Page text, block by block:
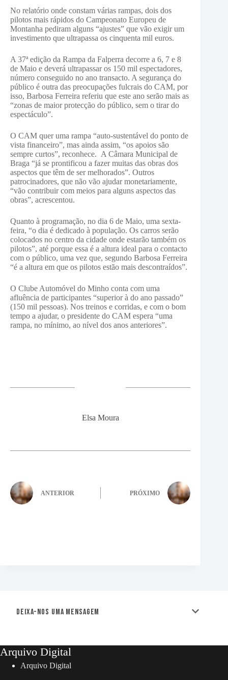
No relatório onde constam várias rampas, dois dos
pilotos mais rápidos do Campeonato Europeu de
Montanha pediram alguns “ajustes” que vão exigir um
investimento que ultrapassa os cinquenta mil euros.
A 37ª edição da Rampa da Falperra decorre a 6, 7 e 8
de Maio e deverá ultrapassar os 150 mil espectadores,
número conseguido no ano transacto. A segurança do
público é outra das preocupações fulcrais do CAM, por
isso, Barbosa Ferreira referiu que este ano serão mais as
“zonas de maior protecção do público, sem o tirar do
espectáculo”.
O CAM quer uma rampa “auto-sustentável do ponto de
vista financeiro”, mas ainda assim, “os apoios são
sempre curtos”, reconhece. A Câmara Municipal de
Braga “já se prontificou a fazer muitas das obras dos
aspectos que têm de ser melhorados”. Outros
patrocinadores, que não vão ajudar monetariamente,
“vão contribuir com meios para alguns aspectos das
obras”, acrescentou.
Quanto à programação, no dia 6 de Maio, uma sexta-
feira, “o dia é dedicado à população. Os carros serão
colocados no centro da cidade onde estarão também os
pilotos”, até porque essa é a altura ideal para o contacto
com o público, uma vez que, segundo Barbosa Ferreira
“é a altura em que os pilotos estão mais descontraídos”.
O Clube Automóvel do Minho conta com uma
afluência de participantes “superior à do ano passado”
(150 mil pessoas). Nos treinos e corridas, e com o bom
tempo a ajudar, o presidente do CAM espera “uma
rampa, no mínimo, ao nível dos anos anteriores”.
Elsa Moura
ANTERIOR PRÓXIMO
Deixa-nos uma mensagem
Arquivo Digital
Arquivo Digital